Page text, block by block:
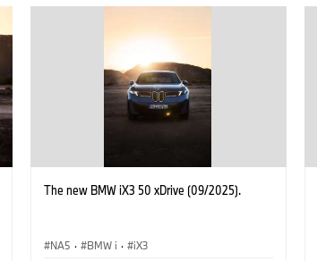
The new BMW iX3 50 xDrive (09/2025).
NA5 · BMW i · iX3